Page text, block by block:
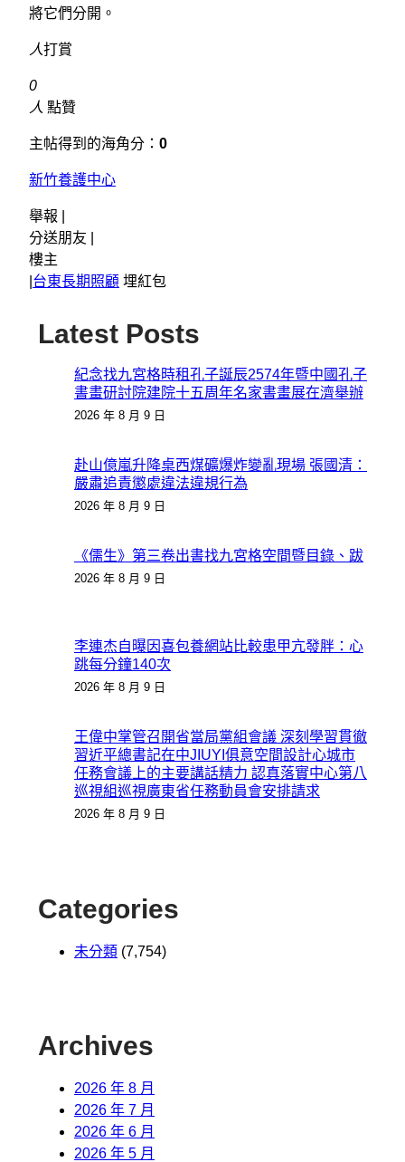
將它們分開。
人打賞
0
人 點贊
主帖得到的海角分： 0
新竹養護中心
舉報 |
分送朋友 |
樓主
台東長期照顧 埋紅包
Latest Posts
紀念找九宮格時租孔子誕辰2574年暨中國孔子
書畫研討院建院十五周年名家書畫展在濟舉辦
2026 年 8 月 9 日
赴山億嵐升降桌西煤礦爆炸變亂現場 張國清：
嚴肅追責懲處違法違規行為
2026 年 8 月 9 日
《儒生》第三卷出書找九宮格空間暨目錄、跋
2026 年 8 月 9 日
李連杰自曝因喜包養網站比較患甲亢發胖：心
跳每分鐘140次
2026 年 8 月 9 日
王偉中掌管召開省當局黨組會議 深刻學習貫徹
習近平總書記在中JIUYI俱意空間設計心城市
任務會議上的主要講話精力 認真落實中心第八
巡視組巡視廣東省任務動員會安排請求
2026 年 8 月 9 日
Categories
未分類 (7,754)
Archives
2026 年 8 月
2026 年 7 月
2026 年 6 月
2026 年 5 月